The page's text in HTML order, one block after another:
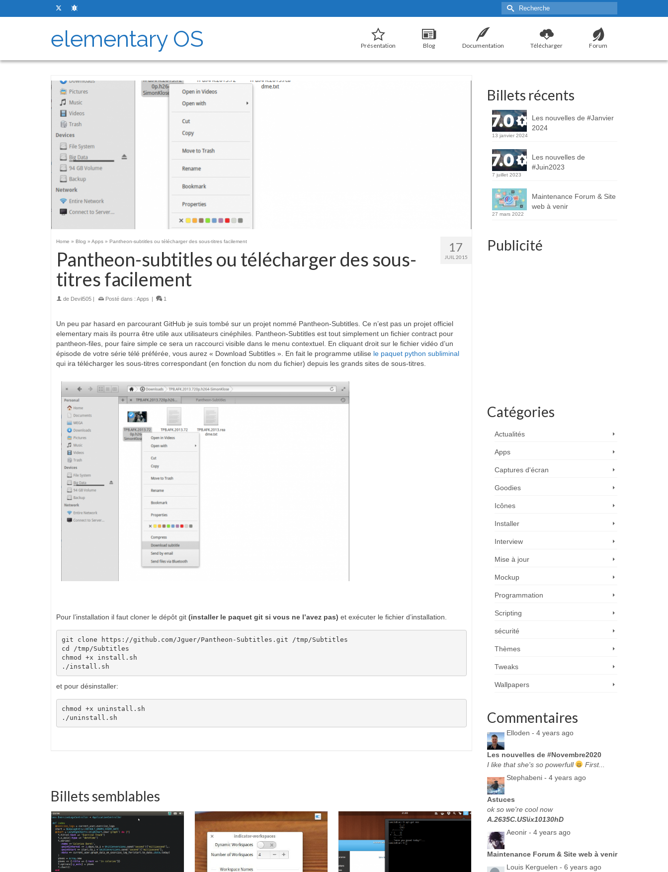
Rechercher :
elementary OS Présentation Blog Documentation Télécharger Forum
17
JUIL 2015
Home » Blog » Apps » Pantheon-subtitles ou télécharger des sous-titres facilement
Pantheon-subtitles ou télécharger des sous-
titres facilement
de Devil505 | Posté dans : Apps | 1
Un peu par hasard en parcourant GitHub je suis tombé sur un projet nommé Pantheon-Subtitles. Ce n’est pas un projet officiel
elementary mais ils pourra être utile aux utilisateurs cinéphiles. Pantheon-Subtitles est tout simplement un fichier contract pour
pantheon-files, pour faire simple ce sera un raccourci visible dans le menu contextuel. En cliquant droit sur le fichier vidéo d’un
épisode de votre série télé préférée, vous aurez « Download Subtitles ». En fait le programme utilise le paquet python subliminal
qui ira télécharger les sous-titres correspondant (en fonction du nom du fichier) depuis les grands sites de sous-titres.
Pour l’installation il faut cloner le dépôt git (installer le paquet git si vous ne l’avez pas) et exécuter le fichier d’installation.
git clone https://github.com/Jguer/Pantheon-Subtitles.git /tmp/Subtitles
cd /tmp/Subtitles
chmod +x install.sh
./install.sh
et pour désinstaller:
chmod +x uninstall.sh
./uninstall.sh
Billets semblables
Billets récents
Les nouvelles de #Janvier
2024
13 janvier 2024
Les nouvelles de
#Juin2023
7 juillet 2023
Maintenance Forum & Site
web à venir
27 mars 2022
Publicité
Catégories
Actualités
Apps
Captures d'écran
Goodies
Icônes
Installer
Interview
Mise à jour
Mockup
Programmation
Scripting
sécurité
Thèmes
Tweaks
Wallpapers
Commentaires
Elloden - 4 years ago
Les nouvelles de #Novembre2020
I like that she's so powerfull
First...
Stephabeni - 4 years ago
Astuces
ok so we're cool now
A.2635C.US\ix10130hD
Aeonir - 4 years ago
Maintenance Forum & Site web à venir
Louis Kerguelen - 6 years ago